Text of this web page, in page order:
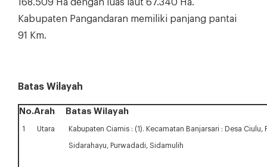
168.509 Ha dengan luas laut 67.340 Ha.
Kabupaten Pangandaran memiliki panjang pantai
91 Km.
Batas Wilayah
No.Arah Batas Wilayah
1 Utara Kabupaten Ciamis : (1). Kecamatan Banjarsari : Desa
Sidarahayu, Purwadadi, Sidamulih